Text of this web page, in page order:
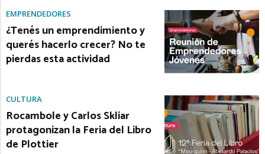
EMPRENDEDORES
¿Tenés un emprendimiento y
querés hacerlo crecer? No te
pierdas esta actividad
CULTURA
Rocambole y Carlos Skliar
protagonizan la Feria del Libro
de Plottier